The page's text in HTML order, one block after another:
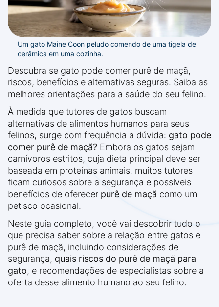
Um gato Maine Coon peludo comendo de uma tigela de
cerâmica em uma cozinha.
Descubra se gato pode comer purê de maçã,
riscos, benefícios e alternativas seguras. Saiba as
melhores orientações para a saúde do seu felino.
À medida que tutores de gatos buscam
alternativas de alimentos humanos para seus
felinos, surge com frequência a dúvida: gato pode
comer purê de maçã? Embora os gatos sejam
carnívoros estritos, cuja dieta principal deve ser
baseada em proteínas animais, muitos tutores
ficam curiosos sobre a segurança e possíveis
benefícios de oferecer purê de maçã como um
petisco ocasional.
Neste guia completo, você vai descobrir tudo o
que precisa saber sobre a relação entre gatos e
purê de maçã, incluindo considerações de
segurança, quais riscos do purê de maçã para
gato, e recomendações de especialistas sobre a
oferta desse alimento humano ao seu felino.